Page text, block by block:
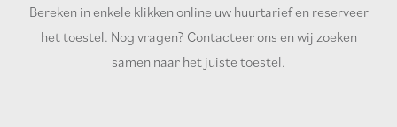
Bereken in enkele klikken online uw huurtarief en reserveer
het toestel. Nog vragen? Contacteer ons en wij zoeken
samen naar het juiste toestel.